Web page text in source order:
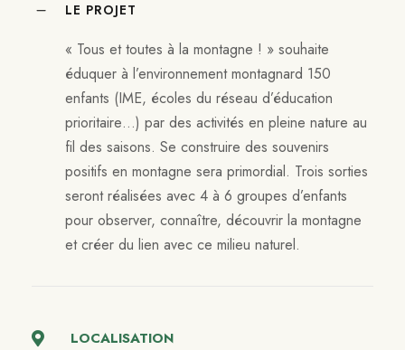
LE PROJET
« Tous et toutes à la montagne ! » souhaite
éduquer à l’environnement montagnard 150
enfants (IME, écoles du réseau d’éducation
prioritaire…) par des activités en pleine nature au
fil des saisons. Se construire des souvenirs
positifs en montagne sera primordial. Trois sorties
seront réalisées avec 4 à 6 groupes d’enfants
pour observer, connaître, découvrir la montagne
et créer du lien avec ce milieu naturel.
LOCALISATION